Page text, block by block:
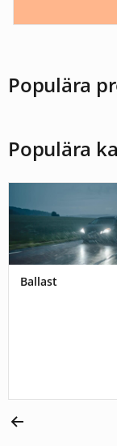
Populära
Populära
Ballast